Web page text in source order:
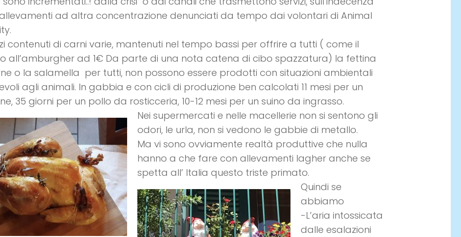
ad altra concentrazione denunciati da tempo dai volontari di Animal
contenuti di carni varie, mantenuti nel tempo bassi per offrire a tutti ( come il
all’amburgher ad 1€ Da parte di una nota catena di cibo spazzatura) la fettina
o la salamella per tutti, non possono essere prodotti con situazioni ambientali
agli animali. In gabbia e con cicli di produzione ben calcolati 11 mesi per un
35 giorni per un pollo da rosticceria, 10-12 mesi per un suino da ingrasso.
Nei supermercati e nelle macellerie non si sentono gli
odori, le urla, non si vedono le gabbie di metallo.
Ma vi sono ovviamente realtà produttive che nulla
hanno a che fare con allevamenti lagher anche se
spetta all’ Italia questo triste primato.
Quindi se
abbiamo
-L’aria intossicata
dalle esalazioni